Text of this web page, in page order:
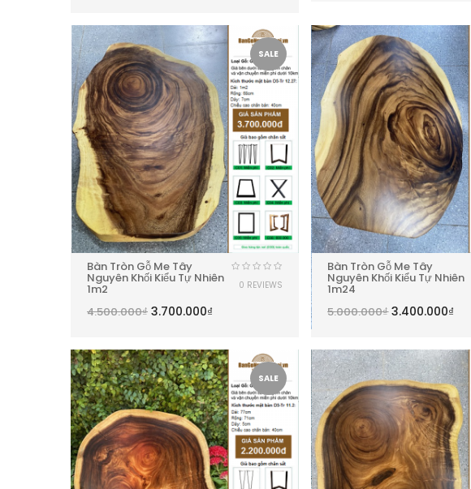
SALE
Bàn Tròn Gỗ Me Tây
Nguyên Khối Kiểu Tự Nhiên
1m2
4.500.000₫ 3.700.000₫
0 REVIEWS
Bàn Tròn Gỗ Me Tây
Nguyên Khối Kiểu Tự Nhiên
1m24
5.000.000₫ 3.400.000₫
SALE